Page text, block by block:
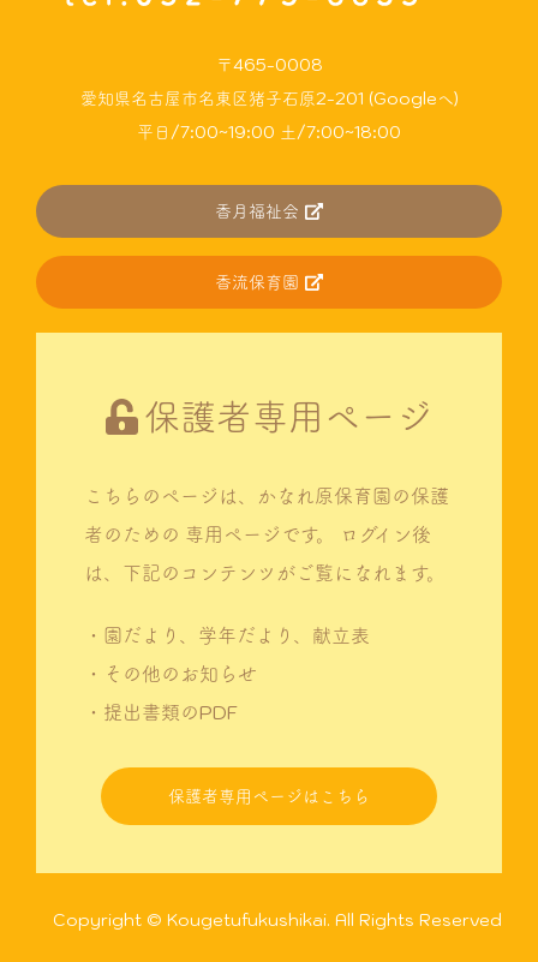
〒465-0008
愛知県名古屋市名東区猪子石原2-201 (Googleへ)
平日/7:00~19:00 土/7:00~18:00
香月福祉会
香流保育園
保護者専用ページ
こちらのページは、かなれ原保育園の保護
者のための 専用ページです。
ログイン後
は、下記のコンテンツがご覧になれます。
・園だより、学年だより、献立表
・その他のお知らせ
・提出書類のPDF
保護者専用ページはこちら
Copyright © Kougetufukushikai. All Rights Reserved